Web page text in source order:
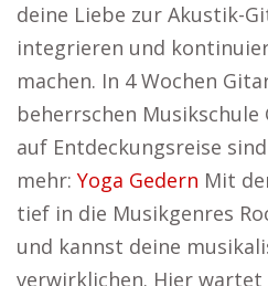
deine Liebe zur Akustik-
integrieren und
machen. In 4 Wochen
beherrschen Musikschule
auf Entdeckungsreise
mehr: Yoga Gedern Mit
tief in die Musikgenres
und kannst deine
verwirklichen. Hier wartet